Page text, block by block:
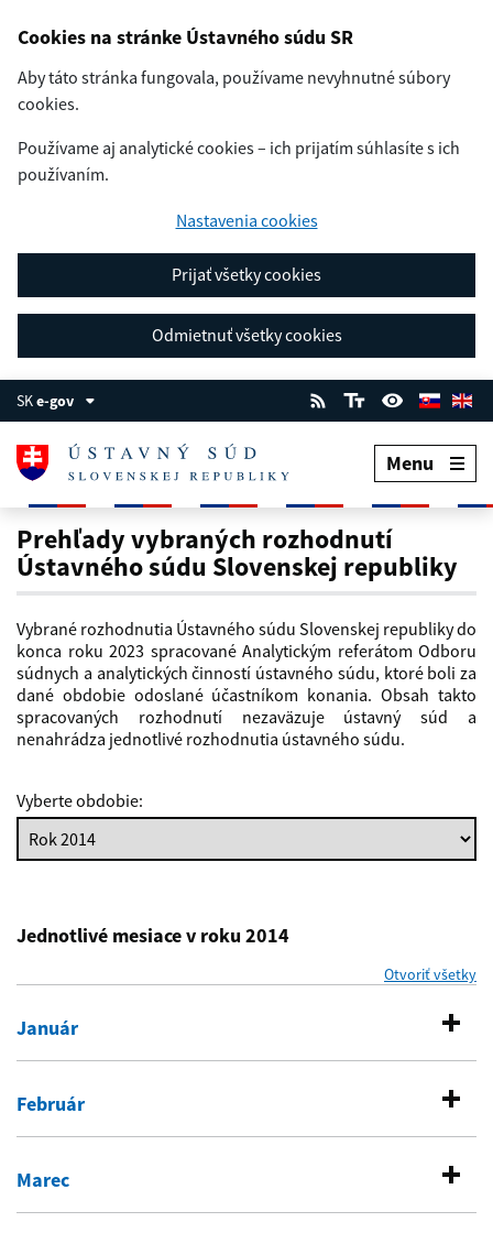
Cookies na stránke Ústavného súdu SR
Aby táto stránka fungovala, používame nevyhnutné súbory
cookies.
Používame aj analytické cookies – ich prijatím súhlasíte s ich
používaním.
Nastavenia cookies
Prijať všetky cookies
Odmietnuť všetky cookies
SKe-gov
Menu
Rok 2014
Prehľady vybraných rozhodnutí
Ústavného súdu Slovenskej republiky
Vybrané rozhodnutia Ústavného súdu Slovenskej republiky do
konca roku 2023 spracované Analytickým referátom Odboru
súdnych a analytických činností ústavného súdu, ktoré boli za
dané obdobie odoslané účastníkom konania. Obsah takto
spracovaných rozhodnutí nezaväzuje ústavný súd a
nenahrádza jednotlivé rozhodnutia ústavného súdu.
Jednotlivé mesiace v roku 2014
Otvoriť všetky
Január
Február
Marec
Vyberte obdobie: